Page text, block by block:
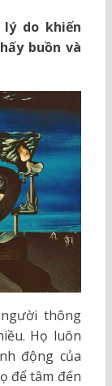
do khiến
buồn và
thông
Họ luôn
động của
để tâm đến